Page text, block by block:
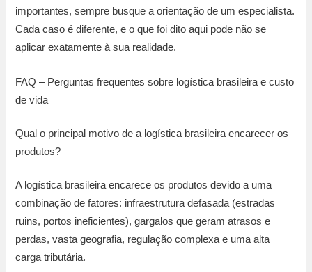
importantes, sempre busque a orientação de um especialista.
Cada caso é diferente, e o que foi dito aqui pode não se
aplicar exatamente à sua realidade.
FAQ – Perguntas frequentes sobre logística brasileira e custo
de vida
Qual o principal motivo de a logística brasileira encarecer os
produtos?
A logística brasileira encarece os produtos devido a uma
combinação de fatores: infraestrutura defasada (estradas
ruins, portos ineficientes), gargalos que geram atrasos e
perdas, vasta geografia, regulação complexa e uma alta
carga tributária.